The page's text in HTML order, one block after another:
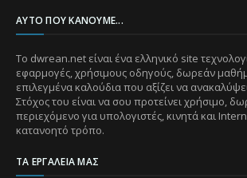
ΑΥΤΌ ΠΟΥ ΚΆΝΟΥΜΕ...
Το dwrean.net είναι ένα ελληνικό site
εφαρμογές, χρήσιμους οδηγούς, δωρεάν
επιλεγμένα καλούδια που αξίζει να
Στόχος του είναι να σου προτείνει χρήσιμο,
περιεχόμενο για υπολογιστές, κινητά και
κατανοητό τρόπο.
ΤΑ ΕΡΓΑΛΕΊΑ ΜΑΣ